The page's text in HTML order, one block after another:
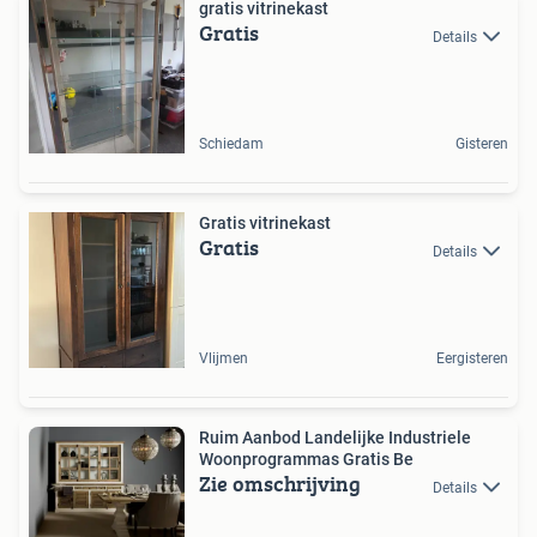
gratis vitrinekast
Gratis Details
Schiedam Gisteren
Gratis vitrinekast
Gratis Details
Vlijmen Eergisteren
Ruim Aanbod Landelijke Industriele
Woonprogrammas Gratis Be
Zie omschrijving Details